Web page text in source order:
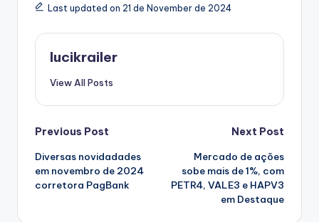
Last updated on 21 de November de 2024
lucikrailer
View All Posts
Post
navigation
Previous Post
Diversas novidadades
em novembro de 2024
corretora PagBank
Next Post
Mercado de ações
sobe mais de 1%, com
PETR4, VALE3 e HAPV3
em Destaque